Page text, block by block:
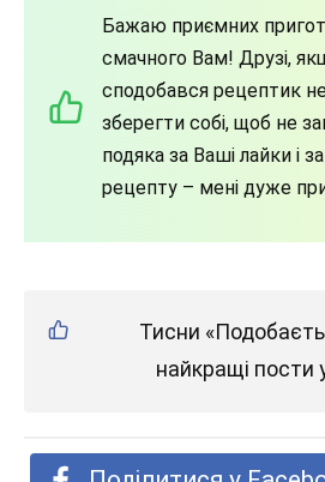
Бажаю приємних
смачного Вам! Друзі,
сподобався рецептик
зберегти собі, щоб не
подяка за Ваші лайки і
рецепту – мені дуже
Тисни
найкращі пости